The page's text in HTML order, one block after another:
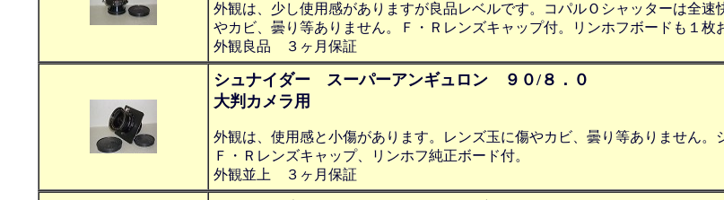
外観は、少し使用感がありますが良品レベルです。コパルＯシャッターは全速
やカビ、曇り等ありません。Ｆ・Ｒレンズキャップ付。リンホフボードも１枚
外観良品 ３ヶ月保証
シュナイダー スーパーアンギュロン ９０/８．０
大判カメラ用
外観は、使用感と小傷があります。レンズ玉に傷やカビ、曇り等ありません。
Ｆ・Ｒレンズキャップ、リンホフ純正ボード付。
外観並上 ３ヶ月保証